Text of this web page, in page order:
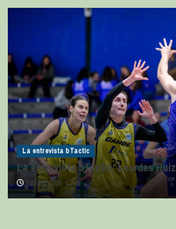
La entrevista bTactic
La entrevista bTactic: Lourdes Ruiz
julio 11, 2026 0